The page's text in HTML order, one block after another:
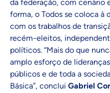
da federação, com cenário
forma, o Todos se coloca à
com os trabalhos de
recém-eleitos,
políticos. “Mais do que
amplo esforço de
públicos e de toda a
Básica”, conclui Gabriel